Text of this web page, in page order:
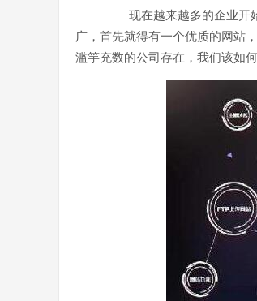
现在越来越多的企业开
广，首先就得有一个优质的网站
滥竽充数的公司存在，我们该如